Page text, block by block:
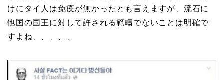
けにタイ人は免疫が無かったとも言えますが、流石に
他国の国王に対して許される範疇でないことは明確で
すよね、、、、、